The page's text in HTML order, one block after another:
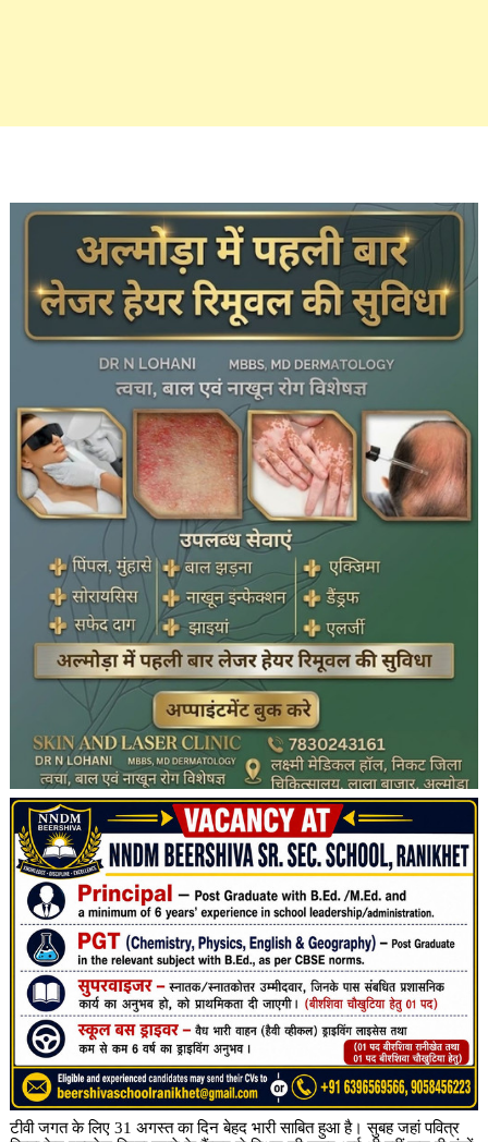
टीवी जगत के लिए 31 अगस्त का दिन बेहद भारी साबित हुआ है। सुबह जहां पवित्र